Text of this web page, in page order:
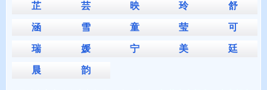
芷 芸 映 玲 舒
涵 雪 童 莹 可
瑞 媛 宁 美 廷
晨 韵